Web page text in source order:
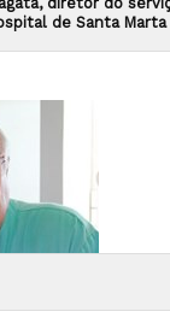
de Santa Marta